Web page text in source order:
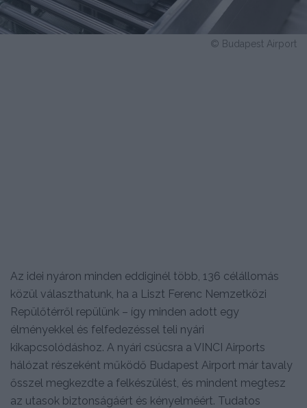
© Budapest Airport
Az idei nyáron minden eddiginél több, 136 célállomás
közül választhatunk, ha a Liszt Ferenc Nemzetközi
Repülőtérről repülünk – így minden adott egy
élményekkel és felfedezéssel teli nyári
kikapcsolódáshoz. A nyári csúcsra a VINCI Airports
hálózat részeként működő Budapest Airport már tavaly
ősszel megkezdte a felkészülést, és mindent megtesz
az utasok biztonságáért és kényelméért. Tudatos